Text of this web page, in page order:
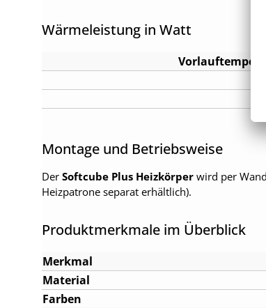
Wärmeleistung in Watt
Montage und Betriebsweise
Der Softcube Plus Heizkörper wird per
Heizpatrone separat erhältlich).
Produktmerkmale im Überblick
Merkmal
Material
Farben